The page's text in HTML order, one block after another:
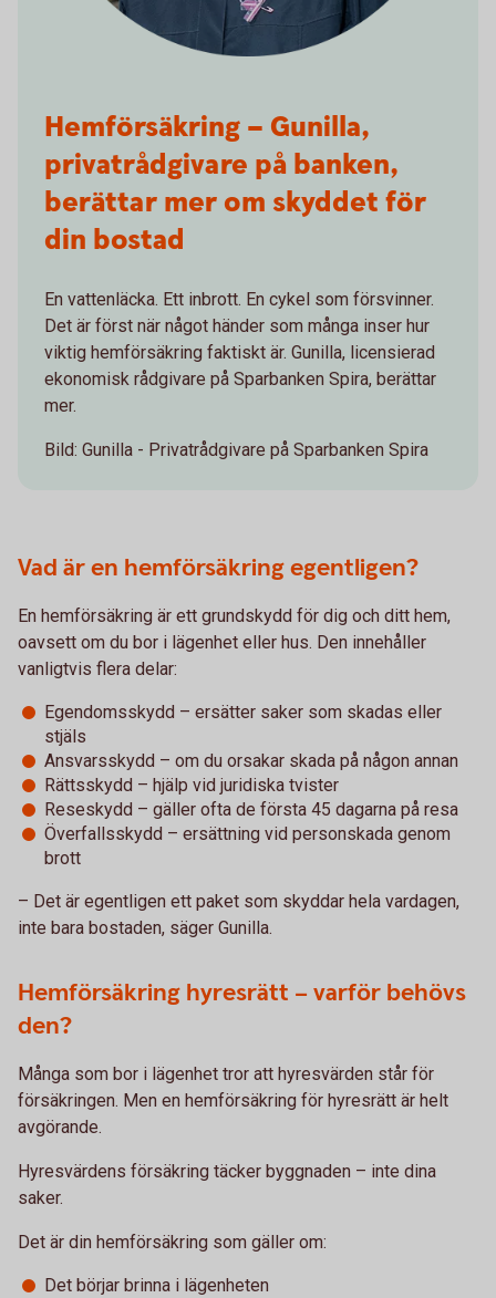
Hemförsäkring – Gunilla,
privatrådgivare på banken,
berättar mer om skyddet för
din bostad
En vattenläcka. Ett inbrott. En cykel som försvinner.
Det är först när något händer som många inser hur
viktig hemförsäkring faktiskt är. Gunilla, licensierad
ekonomisk rådgivare på Sparbanken Spira, berättar
mer.
Bild: Gunilla - Privatrådgivare på Sparbanken Spira
Vad är en hemförsäkring egentligen?
En hemförsäkring är ett grundskydd för dig och ditt hem,
oavsett om du bor i lägenhet eller hus. Den innehåller
vanligtvis flera delar:
Egendomsskydd – ersätter saker som skadas eller
stjäls
Ansvarsskydd – om du orsakar skada på någon annan
Rättsskydd – hjälp vid juridiska tvister
Reseskydd – gäller ofta de första 45 dagarna på resa
Överfallsskydd – ersättning vid personskada genom
brott
– Det är egentligen ett paket som skyddar hela vardagen,
inte bara bostaden, säger Gunilla.
Hemförsäkring hyresrätt – varför behövs
den?
Många som bor i lägenhet tror att hyresvärden står för
försäkringen. Men en hemförsäkring för hyresrätt är helt
avgörande.
Hyresvärdens försäkring täcker byggnaden – inte dina
saker.
Det är din hemförsäkring som gäller om:
Det börjar brinna i lägenheten